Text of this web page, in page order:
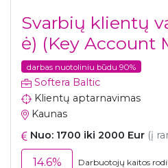
Svarbių klientų
ė) (Key Account
darbas nuotoliniu būdu 90%
Softera Baltic
Klientų aptarnavimas
Kaunas
Nuo: 1700 iki 2000 Eur (į
14.6% Darbuotojų kaitos